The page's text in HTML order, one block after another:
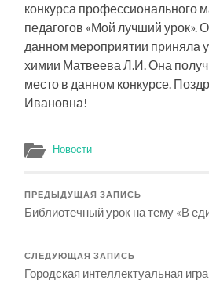
конкурса профессионального
педагогов «Мой лучший урок».
данном мероприятии приняла
химии Матвеева Л.И. Она
место в данном конкурсе.
Ивановна!
Новости
ПРЕДЫДУЩАЯ ЗАПИСЬ
Библиотечный урок на тему «В
СЛЕДУЮЩАЯ ЗАПИСЬ
Городская интеллектуальная